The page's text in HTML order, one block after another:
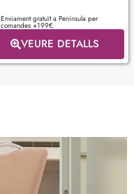
Enviament gratuït a Península per
comandes +199€
VEURE DETALLS